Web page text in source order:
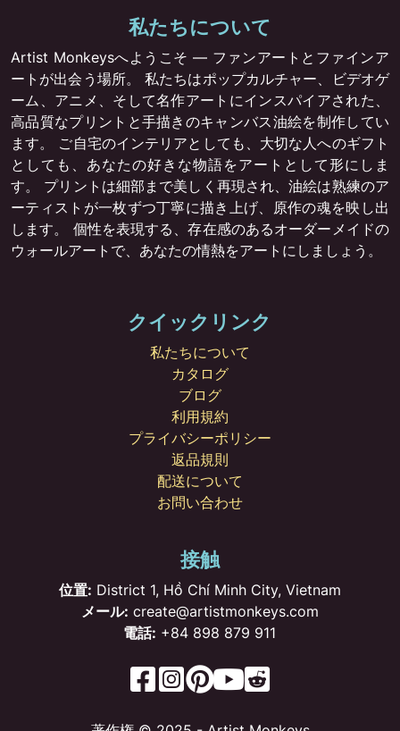
私たちについて
Artist Monkeysへようこそ — ファンアートとファインア
ートが出会う場所。 私たちはポップカルチャー、ビデオゲ
ーム、アニメ、そして名作アートにインスパイアされた、
高品質なプリントと手描きのキャンバス油絵を制作してい
ます。 ご自宅のインテリアとしても、大切な人へのギフト
としても、あなたの好きな物語をアートとして形にしま
す。 プリントは細部まで美しく再現され、油絵は熟練のア
ーティストが一枚ずつ丁寧に描き上げ、原作の魂を映し出
します。 個性を表現する、存在感のあるオーダーメイドの
ウォールアートで、あなたの情熱をアートにしましょう。
クイックリンク
私たちについて
カタログ
ブログ
利用規約
プライバシーポリシー
返品規則
配送について
お問い合わせ
接触
位置: District 1, Hồ Chí Minh City, Vietnam
メール: create@artistmonkeys.com
電話: +84 898 879 911